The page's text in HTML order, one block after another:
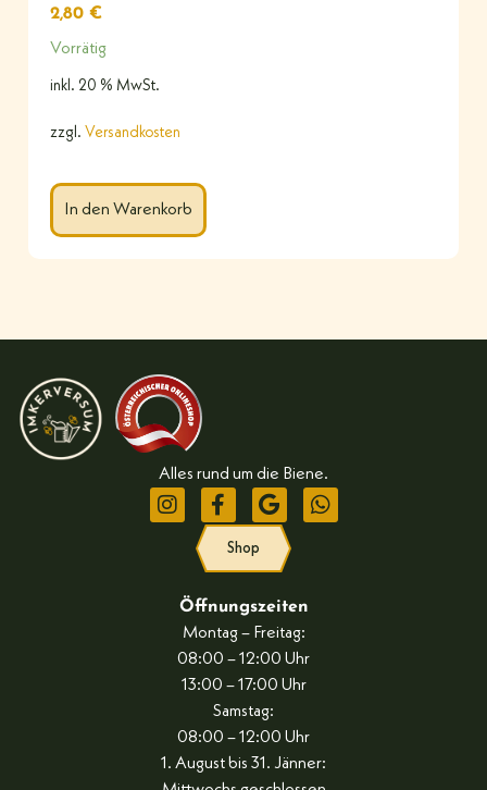
2,80 €
Vorrätig
inkl. 20 % MwSt.
zzgl. Versandkosten
In den Warenkorb
Alles rund um die Biene.
Shop
Öffnungszeiten
Montag – Freitag:
08:00 – 12:00 Uhr
13:00 – 17:00 Uhr
Samstag:
08:00 – 12:00 Uhr
1. August bis 31. Jänner: